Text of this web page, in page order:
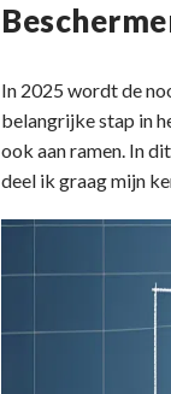
In 2025 wordt de
belangrijke stap in
ook aan ramen. In
deel ik graag mijn